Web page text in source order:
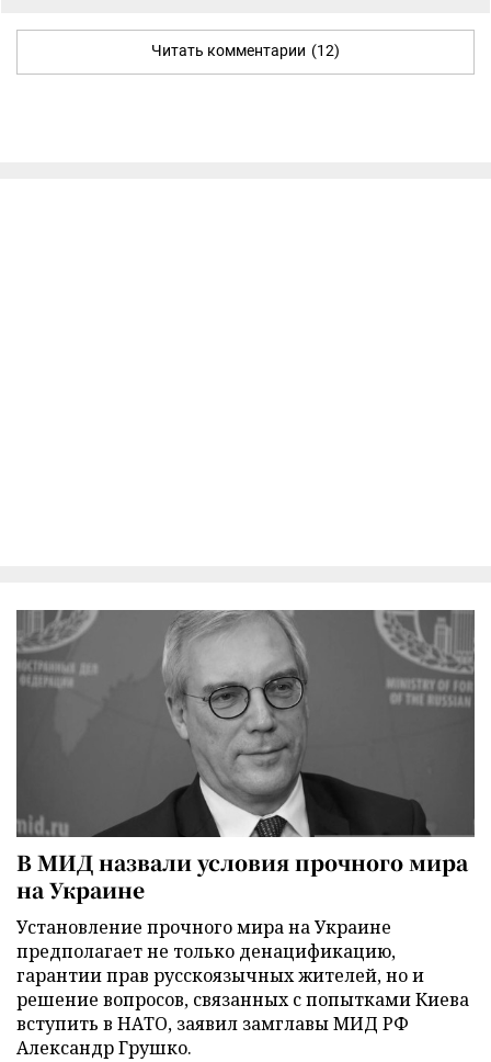
Читать комментарии (12)
В МИД назвали условия прочного мира
на Украине
Установление прочного мира на Украине
предполагает не только денацификацию,
гарантии прав русскоязычных жителей, но и
решение вопросов, связанных с попытками Киева
вступить в НАТО, заявил замглавы МИД РФ
Александр Грушко.